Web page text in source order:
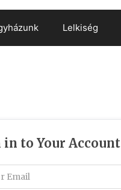
Lelkiség
in to Your Account